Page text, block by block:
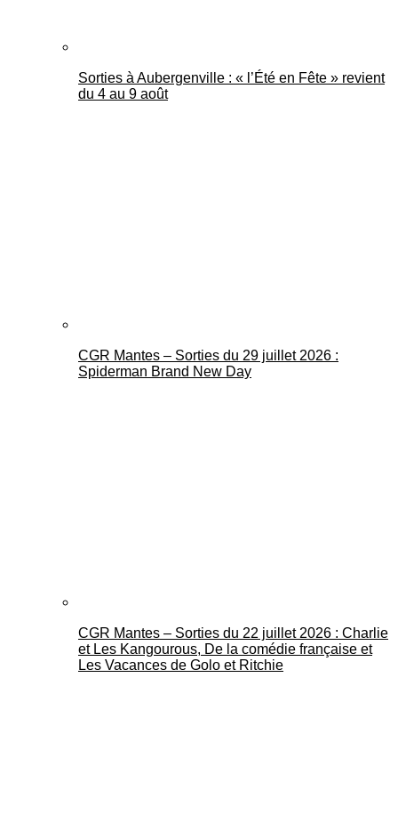
Sorties à Aubergenville : « l’Été en Fête » revient
du 4 au 9 août
CGR Mantes – Sorties du 29 juillet 2026 :
Spiderman Brand New Day
CGR Mantes – Sorties du 22 juillet 2026 : Charlie
et Les Kangourous, De la comédie française et
Les Vacances de Golo et Ritchie